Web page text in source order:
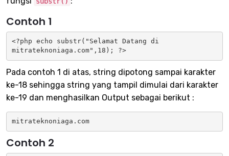
Contoh 1
<?php echo substr("Selamat Datang di
mitrateknoniaga.com",18); ?>
Pada contoh 1 di atas, string dipotong sampai karakter
ke-18 sehingga string yang tampil dimulai dari karakter
ke-19 dan menghasilkan Output sebagai berikut :
mitrateknoniaga.com
Contoh 2